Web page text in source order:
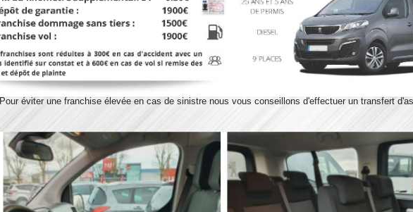
Pour éviter une franchise élevée en cas de sinistre nous vous conseillons d'effectuer un transfert